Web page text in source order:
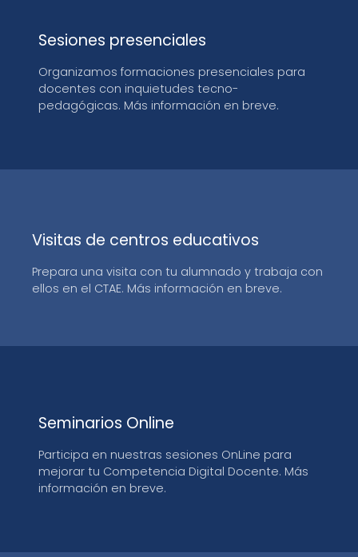
Sesiones presenciales
Organizamos formaciones presenciales para
docentes con inquietudes tecno-
pedagógicas. Más información en breve.
Visitas de centros educativos
Prepara una visita con tu alumnado y trabaja con
ellos en el CTAE. Más información en breve.
Seminarios Online
Participa en nuestras sesiones OnLine para
mejorar tu Competencia Digital Docente. Más
información en breve.